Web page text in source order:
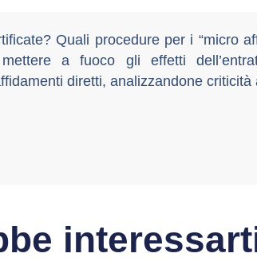
Quali procedure per i “micro
a fuoco gli effetti
diretti, analizzandone